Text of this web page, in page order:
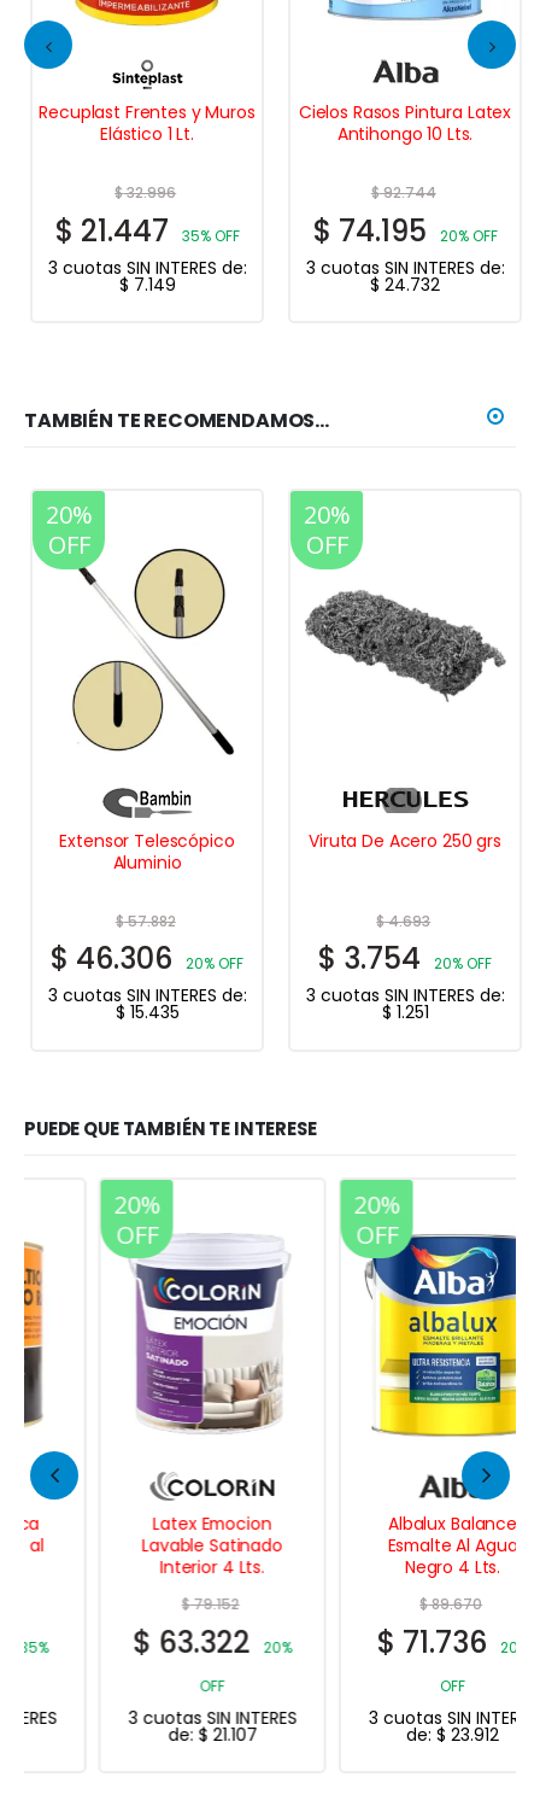
Recuplast Frentes y Muros
Elástico 1 Lt.
$32.996
$ 21.447 35% OFF
3 cuotas SIN INTERES de:
$ 7.149
Cielos Rasos Pintura Latex
Antihongo 10 Lts.
$92.744
$ 74.195 20% OFF
3 cuotas SIN INTERES de:
$ 24.732
TAMBIÉN TE RECOMENDAMOS…
20%
OFF
Extensor Telescópico
Aluminio
$57.882
$ 46.306 20% OFF
3 cuotas SIN INTERES de:
$ 15.435
20%
OFF
Viruta De Acero 250 grs
$4.693
$ 3.754 20% OFF
3 cuotas SIN INTERES de:
$ 1.251
PUEDE QUE TAMBIÉN TE INTERESE
Latex Emocion
Lavable Satinado
Interior 4 Lts.
63.322
20%
3 cuotas SIN INTERES
21.107
Albalux Balance
Esmalte Al Agua
Negro 4 Lts.
89.670
71.736
20%
3 cuotas SIN INTERES
23.912